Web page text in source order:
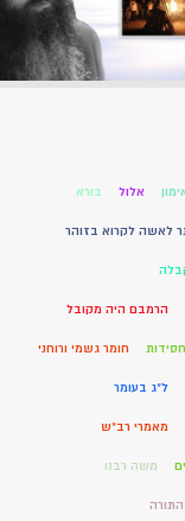
אלול בורא
לאשה לקרוא בזוהר
הרמבם היה מקובל
חומר גשמי ורוחני
ל"ג בעומר
מאמרי רב"ש
משה רבנו